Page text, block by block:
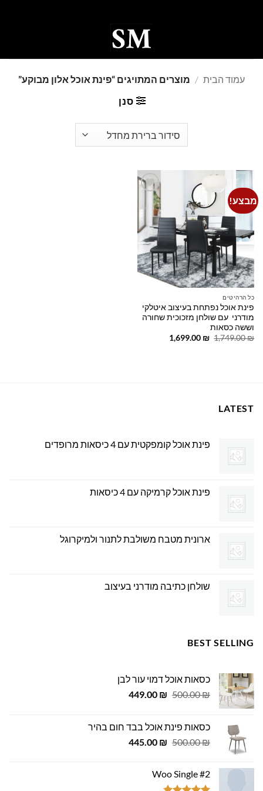
עמוד הבית / מוצרים המתויגים “פינת אוכל אלון מבוקע”
סנן
מבצע!
Add to
wishlist
כל הרהיטים
פינת אוכל נפתחת בעיצוב איטלקי
מודרני עם שולחן מזכוכית שחורה
וששה כסאות
1,749.00₪
המחיר
1,699.00 ₪
המחיר
LATEST
פינת אוכל קומפקטית עם 4 כיסאות מרופדים
פינת אוכל קרמיקה עם 4 כיסאות
ארונית מטבח משולבת לתנור ולמיקרוגל
שולחן כתיבה מודרני בעיצוב
BEST SELLING
כסאות אוכל דמוי עור לבן
500.00₪
המחיר
500.00 ₪.
449.00 ₪
המחיר
449.00 ₪.
כסאות פינת אוכל בבד חום בהיר
500.00₪
המחיר
500.00 ₪.
445.00 ₪
המחיר
Woo Single #2